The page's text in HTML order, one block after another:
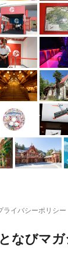
ライバシーポリシー
なびマガ